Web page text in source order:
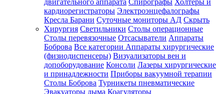
двигательного аппарата Спирографы Холтеры и
кардиорегистраторы Электроэнцефалографы
Кресла Барани Суточные мониторы АД Скрыть
Хирургия Светильники Столы операционные
Столы перевязочные Отсасыватели Аппараты
Боброва Все категории Аппараты хирургические
(физиодиспенсеры) Визуализаторы вен и
допоборудование Консоли Лазеры хирургические
и принадлежности Приборы вакуумной терапии
Столы Боброва Турникеты пневматические
Эвакуаторы дыма Коагуляторы